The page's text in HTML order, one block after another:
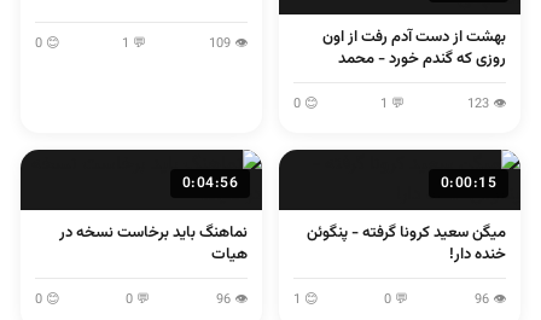
بهشت از دست آدم رفت از اون
روزی که گندم خورد - محمد
👁 123
💬 1
😊 0
👁 109
💬 1
😊 0
0:00:15
میگن سعید کرونا گرفته - پنگوئن
خنده دار!
👁 96
💬 0
😊 1
0:04:56
نماهنگ باید برخاست نسخه در
هیات
👁 96
💬 0
😊 0